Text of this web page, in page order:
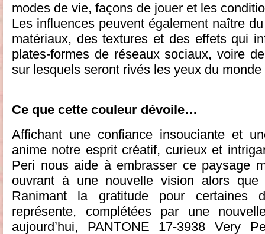
modes de vie, façons de jouer et les
Les influences peuvent également naître
matériaux, des textures et des effets qui
plates-formes de réseaux sociaux, voire
sur lesquels seront rivés les yeux du monde
Ce que cette couleur dévoile…
Affichant une confiance insouciante et
anime notre esprit créatif, curieux et
Peri nous aide à embrasser ce paysage
ouvrant à une nouvelle vision alors
Ranimant la gratitude pour certaines
représente, complétées par une
aujourd’hui, PANTONE 17-3938 Very